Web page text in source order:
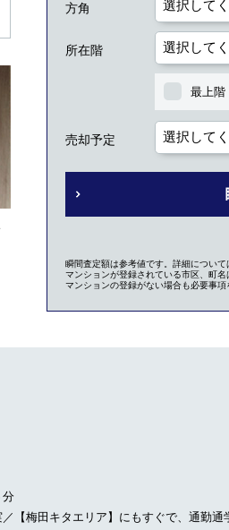
方角
所在階
最上階
売却予定
瞬間査定額は参考値です。詳細につい
マンションが登録されている市区、町
マンションの登録がない場合も必要事
分
【梅田キタエリア】にもすぐで、通勤